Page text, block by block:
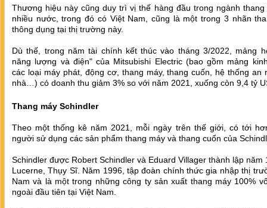
Thương hiệu này cũng duy trì vị thế hàng đầu trong ngành thang
nhiều nước, trong đó có Việt Nam, cũng là một trong 3 nhãn
thông dụng tại thị trường này.
Dù thế, trong năm tài chính kết thúc vào tháng 3/2022, mảng
năng lượng và điện" của Mitsubishi Electric (bao gồm mảng
các loại máy phát, động cơ, thang máy, thang cuốn, hệ thống an
nhà…) có doanh thu giảm 3% so với năm 2021, xuống còn 9,4 tỷ
Thang máy Schindler
Theo một thống kê năm 2021, mỗi ngày trên thế giới, có tới
người sử dụng các sản phẩm thang máy và thang cuốn của
Schindler được Robert Schindler và Eduard Villager thành lập năm
Lucerne, Thụy Sĩ. Năm 1996, tập đoàn chính thức gia nhập thị
Nam và là một trong những công ty sản xuất thang máy 100%
ngoài đầu tiên tại Việt Nam.